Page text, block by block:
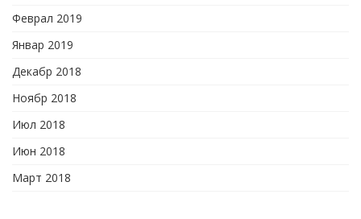
Феврал 2019
Январ 2019
Декабр 2018
Ноябр 2018
Июл 2018
Июн 2018
Март 2018